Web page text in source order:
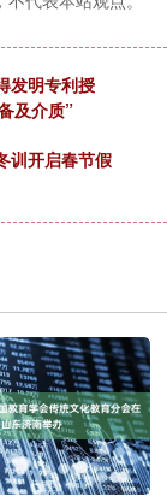
发明专利授
及介质”
训开启春节假